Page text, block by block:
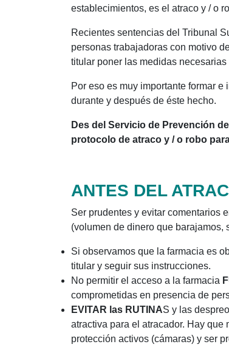
establecimientos, es el atraco y / o
Recientes sentencias del Tribunal
personas trabajadoras con motivo
titular poner las medidas
Por eso es muy importante formar
durante y después de éste hecho.
Des del Servicio de Prevención
protocolo de atraco y / o robo
ANTES DEL
Ser prudentes y evitar comentarios
(volumen de dinero que
Si observamos que la farmacia es
titular y seguir sus instrucciones.
No permitir el acceso a la farmacia
comprometidas en presencia de
EVITAR las RUTINAS y las
atractiva para el atracador. Hay
protección activos (cámaras) y ser